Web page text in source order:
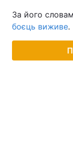
За його
боєць виживе.